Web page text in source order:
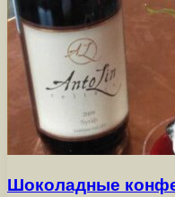
Шоколадные